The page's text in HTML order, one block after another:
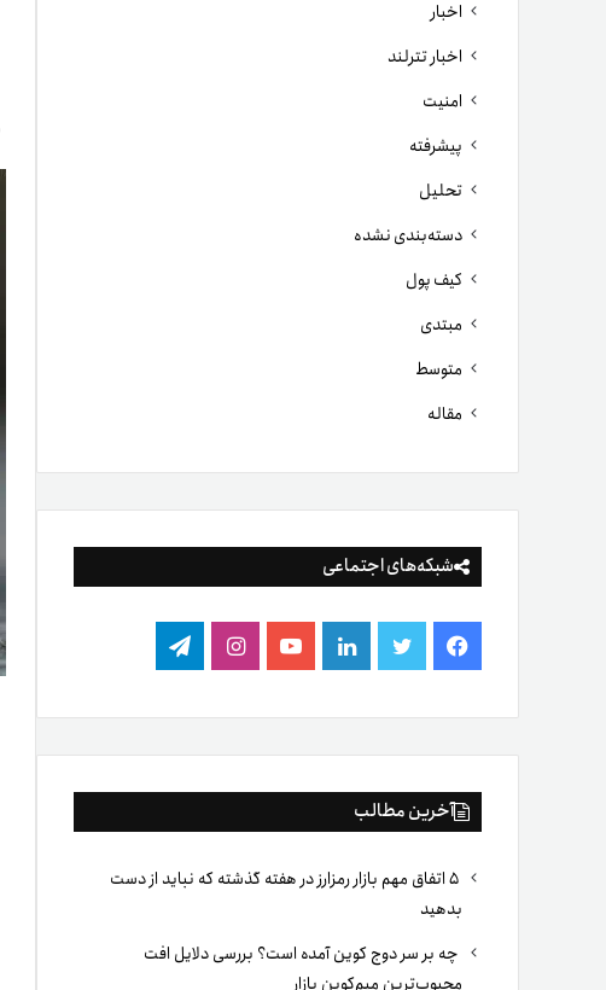
اخبار
اخبار تترلند
امنیت
پیشرفته
تحلیل
دسته‌بندی نشده
کیف پول
مبتدی
متوسط
مقاله
شبکه‌های اجتماعی
فیس
بوک
توییتر لینکدینیوتیوباینستاگرام
تلگرام
آخرین مطالب
۵ اتفاق مهم بازار رمزارز در هفته گذشته که نباید از دست
بدهید
چه بر سر دوج کوین آمده است؟ بررسی دلایل افت
محبوب‌ترین میم‌کوین بازار